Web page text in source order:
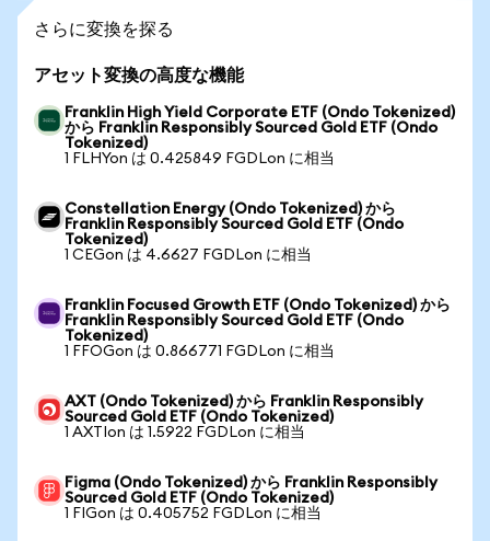
さらに変換を探る
アセット変換の高度な機能
Franklin High Yield Corporate ETF (Ondo Tokenized)
から Franklin Responsibly Sourced Gold ETF (Ondo
Tokenized)
1 FLHYon は 0.425849 FGDLon に相当
Constellation Energy (Ondo Tokenized) から
Franklin Responsibly Sourced Gold ETF (Ondo
Tokenized)
1 CEGon は 4.6627 FGDLon に相当
Franklin Focused Growth ETF (Ondo Tokenized) から
Franklin Responsibly Sourced Gold ETF (Ondo
Tokenized)
1 FFOGon は 0.866771 FGDLon に相当
AXT (Ondo Tokenized) から Franklin Responsibly
Sourced Gold ETF (Ondo Tokenized)
1 AXTIon は 1.5922 FGDLon に相当
Figma (Ondo Tokenized) から Franklin Responsibly
Sourced Gold ETF (Ondo Tokenized)
1 FIGon は 0.405752 FGDLon に相当